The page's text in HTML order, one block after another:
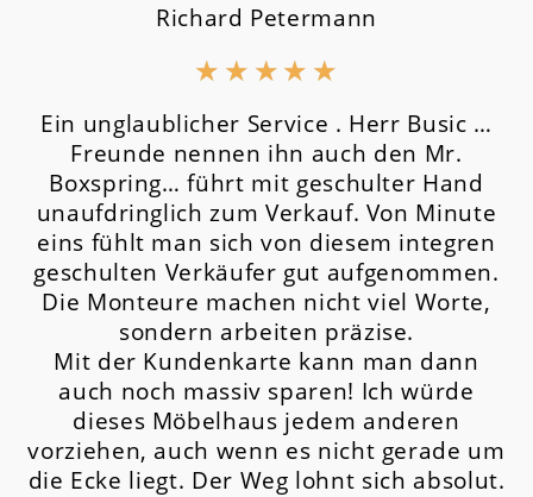
Richard Petermann
★ ★ ★ ★ ★
Ein unglaublicher Service . Herr Busic …
Freunde nennen ihn auch den Mr.
Boxspring… führt mit geschulter Hand
unaufdringlich zum Verkauf. Von Minute
eins fühlt man sich von diesem integren
geschulten Verkäufer gut aufgenommen.
Die Monteure machen nicht viel Worte,
sondern arbeiten präzise.
Mit der Kundenkarte kann man dann
auch noch massiv sparen! Ich würde
dieses Möbelhaus jedem anderen
vorziehen, auch wenn es nicht gerade um
die Ecke liegt. Der Weg lohnt sich absolut.